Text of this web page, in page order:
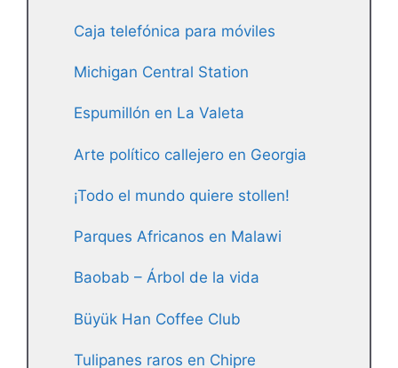
Caja telefónica para móviles
Michigan Central Station
Espumillón en La Valeta
Arte político callejero en Georgia
¡Todo el mundo quiere stollen!
Parques Africanos en Malawi
Baobab – Árbol de la vida
Büyük Han Coffee Club
Tulipanes raros en Chipre